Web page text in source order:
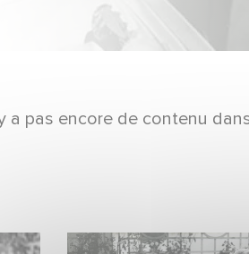
a pas encore de contenu